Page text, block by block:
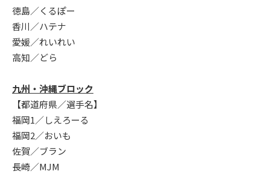
徳島／くるぽー
香川／ハテナ
愛媛／れいれい
高知／どら
九州・沖縄ブロック
【都道府県／選手名】
福岡1／しえろーる
福岡2／おいも
佐賀／ブラン
長崎／MJM